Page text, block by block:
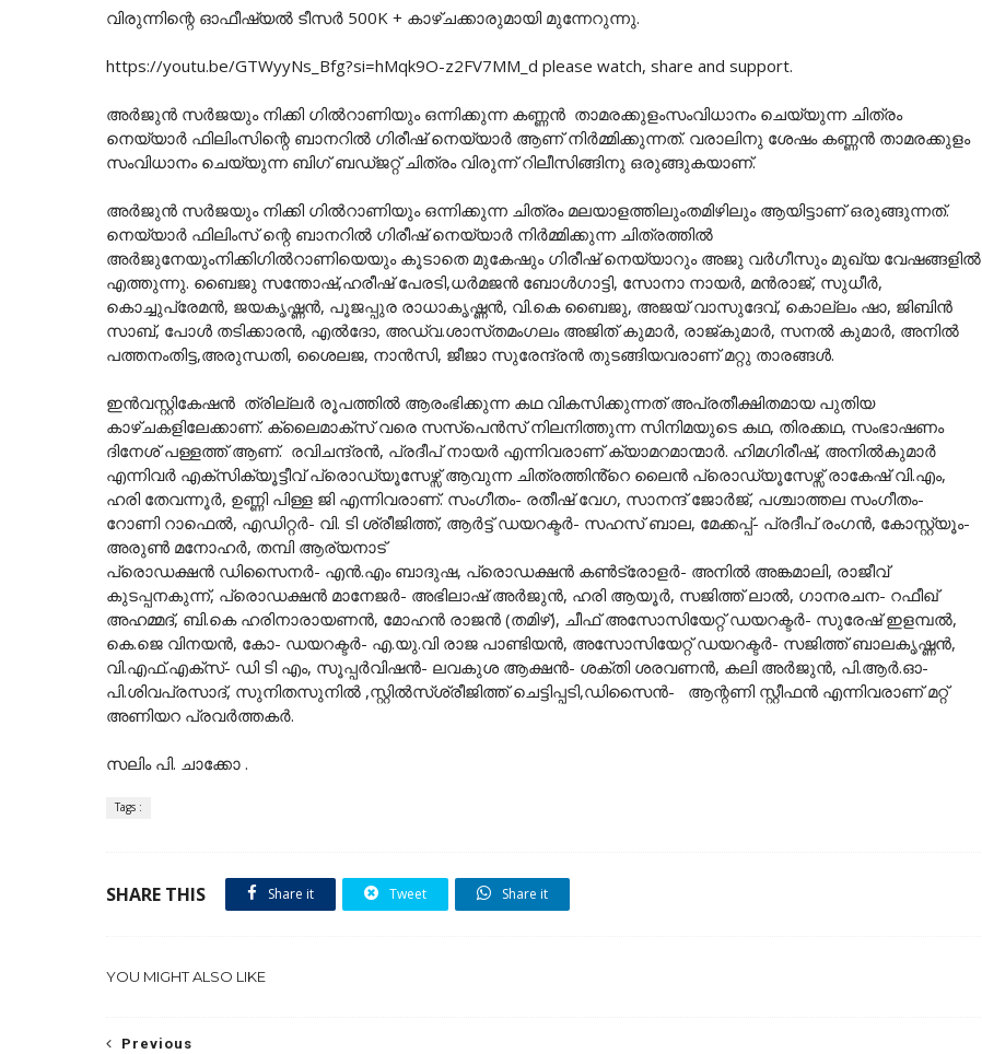
വിരുന്നിന്റെ ഓഫീഷ്യൽ ടീസർ 500K + കാഴ്ചക്കാരുമായി മുന്നേറുന്നു.
https://youtu.be/GTWyyNs_Bfg?si=hMqk9O-z2FV7MM_d please watch, share and support.
അർജുൻ സർജയും നിക്കി ഗിൽറാണിയും ഒന്നിക്കുന്ന കണ്ണൻ താമരക്കുളംസംവിധാനം ചെയ്യുന്ന ചിത്രം
നെയ്യാർ ഫിലിംസിന്റെ ബാനറിൽ ഗിരീഷ് നെയ്യാർ ആണ് നിർമ്മിക്കുന്നത്. വരാലിനു ശേഷം കണ്ണൻ താമരക്കുളം
സംവിധാനം ചെയ്യുന്ന ബിഗ് ബഡ്ജറ്റ് ചിത്രം വിരുന്ന് റിലീസിങ്ങിനു ഒരുങ്ങുകയാണ്.
അർജുൻ സർജയും നിക്കി ഗിൽറാണിയും ഒന്നിക്കുന്ന ചിത്രം മലയാളത്തിലുംതമിഴിലും ആയിട്ടാണ് ഒരുങ്ങുന്നത്.
നെയ്യാർ ഫിലിംസ് ന്റെ ബാനറിൽ ഗിരീഷ് നെയ്യാർ നിർമ്മിക്കുന്ന ചിത്രത്തിൽ
അർജുനേയുംനിക്കിഗിൽറാണിയെയും കൂടാതെ മുകേഷും ഗിരീഷ് നെയ്യാറും അജു വർഗീസും മുഖ്യ വേഷങ്ങളിൽ
എത്തുന്നു. ബൈജു സന്തോഷ്‌,ഹരീഷ് പേരടി,ധർമജൻ ബോൾഗാട്ടി, സോനാ നായർ, മൻരാജ്, സുധീർ,
കൊച്ചുപ്രേമൻ, ജയകൃഷ്ണൻ, പൂജപ്പുര രാധാകൃഷ്ണൻ, വി.കെ ബൈജു, അജയ് വാസുദേവ്, കൊല്ലം ഷാ, ജിബിൻ
സാബ്, പോൾ തടിക്കാരൻ, എൽദോ, അഡ്വ.ശാസ്‌തമംഗലം അജിത് കുമാർ, രാജ്‌കുമാർ, സനൽ കുമാർ, അനിൽ
പത്തനംതിട്ട,അരുന്ധതി, ശൈലജ, നാൻസി, ജീജാ സുരേന്ദ്രൻ തുടങ്ങിയവരാണ് മറ്റു താരങ്ങൾ.
ഇൻവസ്റ്റികേഷൻ ത്രില്ലർ രൂപത്തിൽ ആരംഭിക്കുന്ന കഥ വികസിക്കുന്നത് അപ്രതീക്ഷിതമായ പുതിയ
കാഴ്ചകളിലേക്കാണ്. ക്ലൈമാക്സ്‌ വരെ സസ്പെൻസ് നിലനിത്തുന്ന സിനിമയുടെ കഥ, തിരക്കഥ, സംഭാഷണം
ദിനേശ് പള്ളത്ത് ആണ്. രവിചന്ദ്രൻ, പ്രദീപ് നായർ എന്നിവരാണ് ക്യാമറമാന്മാർ. ഹിമഗിരീഷ്, അനിൽകുമാർ
എന്നിവർ എക്സിക്യൂട്ടീവ് പ്രൊഡ്യൂസേഴ്സ് ആവുന്ന ചിത്രത്തിൻ്റെ ലൈൻ പ്രൊഡ്യൂസേഴ്സ് രാകേഷ് വി.എം,
ഹരി തേവന്നൂർ, ഉണ്ണി പിള്ള ജി എന്നിവരാണ്. സംഗീതം- രതീഷ് വേഗ, സാനന്ദ് ജോർജ്, പശ്ചാത്തല സംഗീതം-
റോണി റാഫെൽ, എഡിറ്റർ- വി. ടി ശ്രീജിത്ത്‌, ആർട്ട്‌ ഡയറക്ടർ- സഹസ് ബാല, മേക്കപ്പ്- പ്രദീപ് രംഗൻ, കോസ്റ്റ്യൂം-
അരുൺ മനോഹർ, തമ്പി ആര്യനാട്
പ്രൊഡക്ഷൻ ഡിസൈനർ- എൻ.എം ബാദുഷ, പ്രൊഡക്ഷൻ കൺട്രോളർ- അനിൽ അങ്കമാലി, രാജീവ്‌
കുടപ്പനകുന്ന്, പ്രൊഡക്ഷൻ മാനേജർ- അഭിലാഷ് അർജുൻ, ഹരി ആയൂർ, സജിത്ത് ലാൽ, ഗാനരചന- റഫീഖ്
അഹമ്മദ്‌, ബി.കെ ഹരിനാരായണൻ, മോഹൻ രാജൻ (തമിഴ്), ചീഫ് അസോസിയേറ്റ് ഡയറക്ടർ- സുരേഷ് ഇളമ്പൽ,
കെ.ജെ വിനയൻ, കോ- ഡയറക്ടർ- എ.യു.വി രാജ പാണ്ടിയൻ, അസോസിയേറ്റ് ഡയറക്ടർ- സജിത്ത് ബാലകൃഷ്ണൻ,
വി.എഫ്.എക്സ്- ഡി ടി എം, സൂപ്പർവിഷൻ- ലവകുശ ആക്ഷൻ- ശക്തി ശരവണൻ, കലി അർജുൻ, പി.ആര്‍.ഓ-
പി.ശിവപ്രസാദ്, സുനിതസുനിൽ ,സ്റ്റിൽസ്ശ്രീജിത്ത്‌ ചെട്ടിപ്പടി,ഡിസൈൻ- ആന്റണി സ്റ്റീഫൻ എന്നിവരാണ് മറ്റ്
അണിയറ പ്രവർത്തകർ.
സലിം പി. ചാക്കോ .
Tags :
SHARE THIS Share it Tweet Share it
YOU MIGHT ALSO LIKE
Previous